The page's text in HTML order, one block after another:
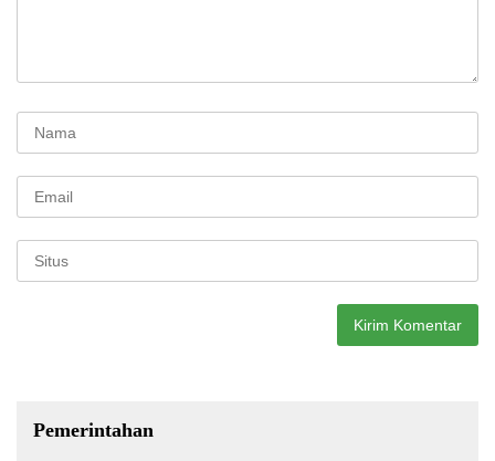
Pemerintahan